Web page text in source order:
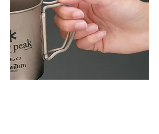
ประสบการณ์ที่สมบูรณ์แบบในระยะ
ยาว
อ่านต่อเรื่องการรับประกันสินค้าได้
ตรงนี้
>>
https://www.campstudio.co.th/
warranty